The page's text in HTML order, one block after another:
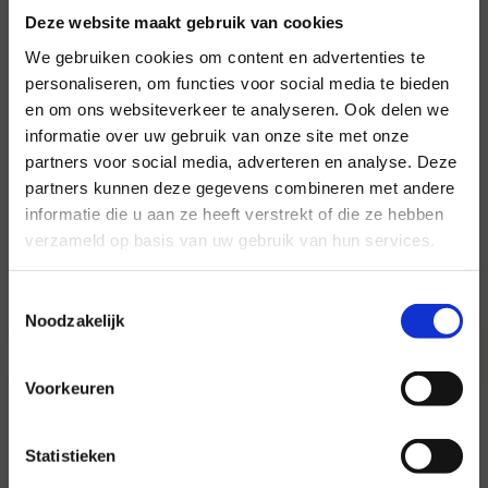
Deze website maakt gebruik van cookies
We gebruiken cookies om content en advertenties te
personaliseren, om functies voor social media te bieden
en om ons websiteverkeer te analyseren. Ook delen we
informatie over uw gebruik van onze site met onze
partners voor social media, adverteren en analyse. Deze
partners kunnen deze gegevens combineren met andere
informatie die u aan ze heeft verstrekt of die ze hebben
verzameld op basis van uw gebruik van hun services.
Noodzakelijk
Voorkeuren
Statistieken
Voor al uw evenementen en
partijen
Hansen Evenementen is uw partner voor